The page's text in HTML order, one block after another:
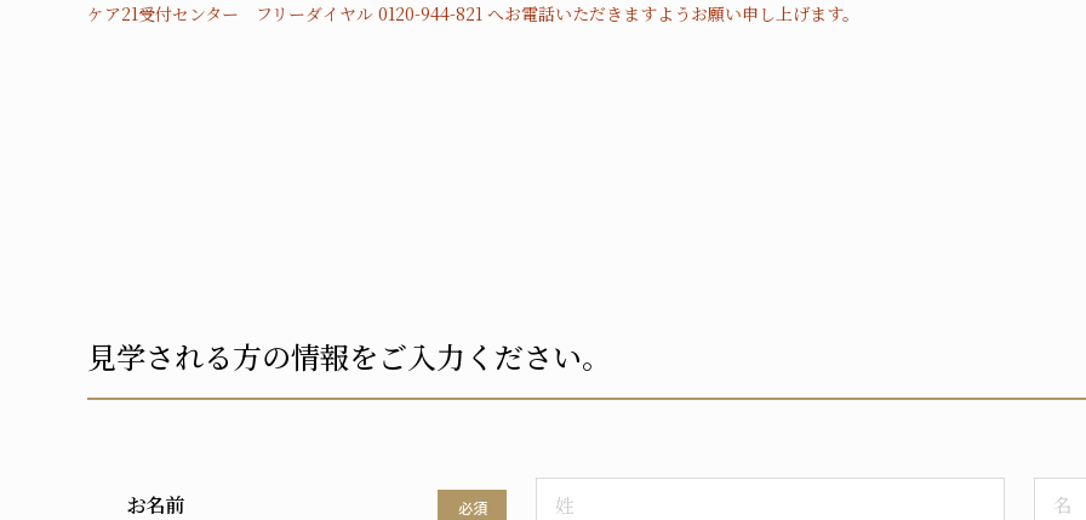
ケア21受付センター フリーダイヤル 0120-944-821 へお電話いただきますようお願い申し上げます。
見学される方の情報をご入力ください。
お名前 必須